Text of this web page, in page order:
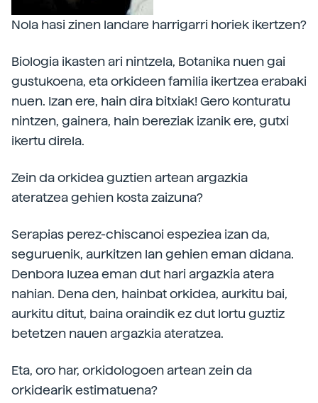
Nola hasi zinen landare harrigarri horiek ikertzen?
Biologia ikasten ari nintzela, Botanika nuen gai
gustukoena, eta orkideen familia ikertzea erabaki
nuen. Izan ere, hain dira bitxiak! Gero konturatu
nintzen, gainera, hain bereziak izanik ere, gutxi
ikertu direla.
Zein da orkidea guztien artean argazkia
ateratzea gehien kosta zaizuna?
Serapias perez-chiscanoi espeziea izan da,
seguruenik, aurkitzen lan gehien eman didana.
Denbora luzea eman dut hari argazkia atera
nahian. Dena den, hainbat orkidea, aurkitu bai,
aurkitu ditut, baina oraindik ez dut lortu guztiz
betetzen nauen argazkia ateratzea.
Eta, oro har, orkidologoen artean zein da
orkidearik estimatuena?